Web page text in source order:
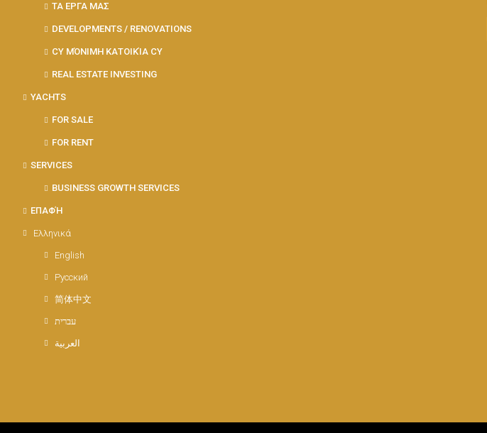
ΤΑ ΕΡΓΑ ΜΑΣ
DEVELOPMENTS / RENOVATIONS
CY ΜΌΝΙΜΗ ΚΑΤΟΙΚΊΑ CY
REAL ESTATE INVESTING
YACHTS
FOR SALE
FOR RENT
SERVICES
BUSINESS GROWTH SERVICES
ΕΠΑΦΉ
Ελληνικά
English
Русский
简体中文
עברית
العربية